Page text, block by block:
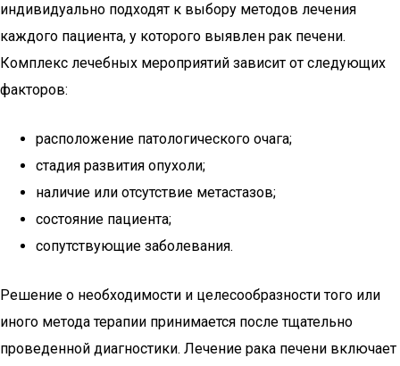
индивидуально подходят к выбору методов лечения
каждого пациента, у которого выявлен рак печени.
Комплекс лечебных мероприятий зависит от следующих
факторов:
расположение патологического очага;
стадия развития опухоли;
наличие или отсутствие метастазов;
состояние пациента;
сопутствующие заболевания.
Решение о необходимости и целесообразности того или
иного метода терапии принимается после тщательно
проведенной диагностики. Лечение рака печени включает